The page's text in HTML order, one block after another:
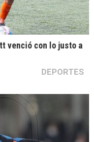
venció con lo justo a
DEPORTES